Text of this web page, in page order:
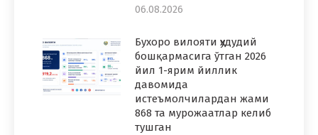
06.08.2026
Бухоро вилояти ҳудудий
бошқармасига ўтган 2026
йил 1-ярим йиллик
давомида
истеъмолчилардан жами
868 та мурожаатлар келиб
тушган